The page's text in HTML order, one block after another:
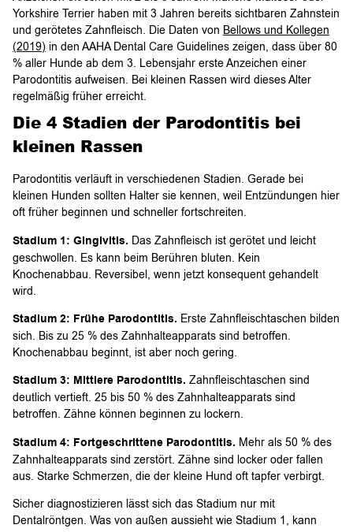
Yorkshire Terrier haben mit 3 Jahren bereits sichtbaren Zahnstein
und gerötetes Zahnfleisch. Die Daten von Bellows und Kollegen
(2019) in den AAHA Dental Care Guidelines zeigen, dass über 80
% aller Hunde ab dem 3. Lebensjahr erste Anzeichen einer
Parodontitis aufweisen. Bei kleinen Rassen wird dieses Alter
regelmäßig früher erreicht.
Die 4 Stadien der Parodontitis bei
kleinen Rassen
Parodontitis verläuft in verschiedenen Stadien. Gerade bei
kleinen Hunden sollten Halter sie kennen, weil Entzündungen hier
oft früher beginnen und schneller fortschreiten.
Stadium 1: Gingivitis. Das Zahnfleisch ist gerötet und leicht
geschwollen. Es kann beim Berühren bluten. Kein
Knochenabbau. Reversibel, wenn jetzt konsequent gehandelt
wird.
Stadium 2: Frühe Parodontitis. Erste Zahnfleischtaschen bilden
sich. Bis zu 25 % des Zahnhalteapparats sind betroffen.
Knochenabbau beginnt, ist aber noch gering.
Stadium 3: Mittlere Parodontitis. Zahnfleischtaschen sind
deutlich vertieft. 25 bis 50 % des Zahnhalteapparats sind
betroffen. Zähne können beginnen zu lockern.
Stadium 4: Fortgeschrittene Parodontitis. Mehr als 50 % des
Zahnhalteapparats sind zerstört. Zähne sind locker oder fallen
aus. Starke Schmerzen, die der kleine Hund oft tapfer verbirgt.
Sicher diagnostizieren lässt sich das Stadium nur mit
Dentalröntgen. Was von außen aussieht wie Stadium 1, kann